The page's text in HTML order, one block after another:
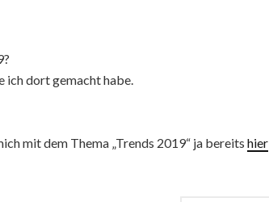
ich dort gemacht habe.
mit dem Thema „Trends 2019“ ja bereits hier